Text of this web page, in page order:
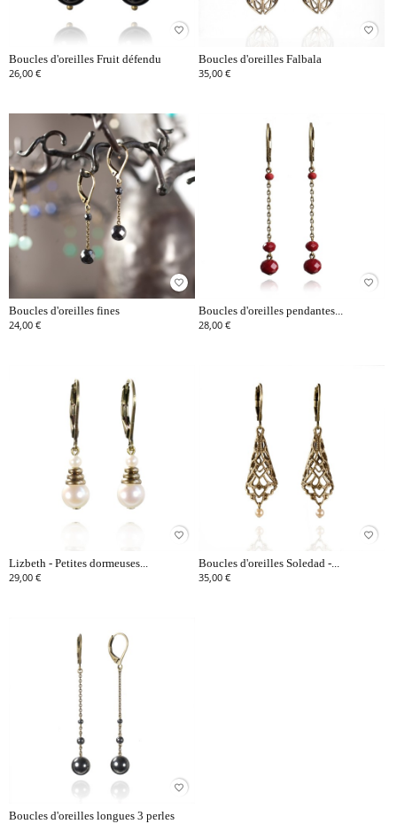
favorite_border
Boucles d'oreilles Fruit défendu
26,00 €
favorite_border
Boucles d'oreilles Falbala
35,00 €
favorite_border
Boucles d'oreilles fines
24,00 €
favorite_border
Boucles d'oreilles pendantes...
28,00 €
favorite_border
Lizbeth - Petites dormeuses...
29,00 €
favorite_border
Boucles d'oreilles Soledad -...
35,00 €
favorite_border
Boucles d'oreilles longues 3 perles